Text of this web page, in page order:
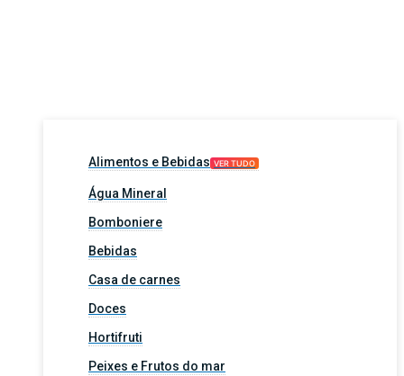
Alimentos e Bebidas VER TUDO
Água Mineral
Bomboniere
Bebidas
Casa de carnes
Doces
Hortifruti
Peixes e Frutos do mar